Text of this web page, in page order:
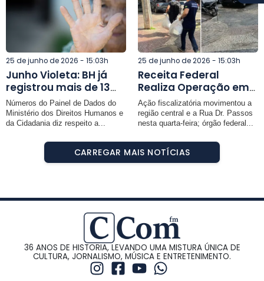
25 de junho de 2026 - 15:03h
Junho Violeta: BH já
registrou mais de 13
mil casos de violações
contra pessoas idosas
em 2026
Números do Painel de Dados do
Ministério dos Direitos Humanos e
da Cidadania diz respeito a...
25 de junho de 2026 - 15:03h
Receita Federal
Realiza Operação em
Muriaé e Apreende
Mercadorias em Lojas
de Celulares
Ação fiscalizatória movimentou a
região central e a Rua Dr. Passos
nesta quarta-feira; órgão federal...
CARREGAR MAIS NOTÍCIAS
36 ANOS DE HISTORIA, LEVANDO UMA MISTURA ÚNICA DE
CULTURA, JORNALISMO, MÚSICA E ENTRETENIMENTO.